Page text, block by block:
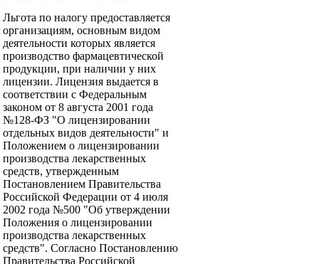
Льгота по налогу предоставляется
организациям, основным видом
деятельности которых является
производство фармацевтической
продукции, при наличии у них
лицензии. Лицензия выдается в
соответствии с Федеральным
законом от 8 августа 2001 года
№128-ФЗ "О лицензировании
отдельных видов деятельности" и
Положением о лицензировании
производства лекарственных
средств, утвержденным
Постановлением Правительства
Российской Федерации от 4 июля
2002 года №500 "Об утверждении
Положения о лицензировании
производства лекарственных
средств". Согласно Постановлению
Правительства Российской